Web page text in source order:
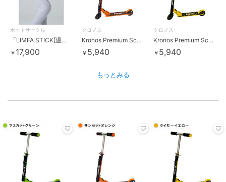
ホットサークル
「LIMFA STICK[温熱振動マッサージャー]」
￥ 17,900
クロノス
Kronos Premium Scooter サンセットオレンジ
￥ 5,940
クロノス
Kronos Premium Scooter タイガーイエロー
￥ 5,940
もっとみる